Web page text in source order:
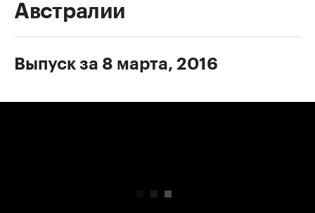
Австралии
Выпуск за 8 марта, 2016